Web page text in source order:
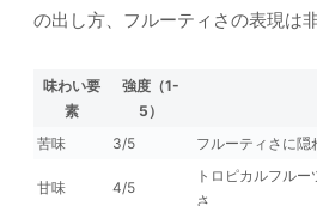
の出し方、フルーティさの表現は
味わい要
素
強度（1-
5）
苦味 3/5 フルーティさに隠
甘味 4/5
トロピカルフル
さ